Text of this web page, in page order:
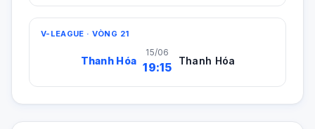
V-LEAGUE · VÒNG 21
Thanh Hóa
15/06
19:15 Thanh Hóa